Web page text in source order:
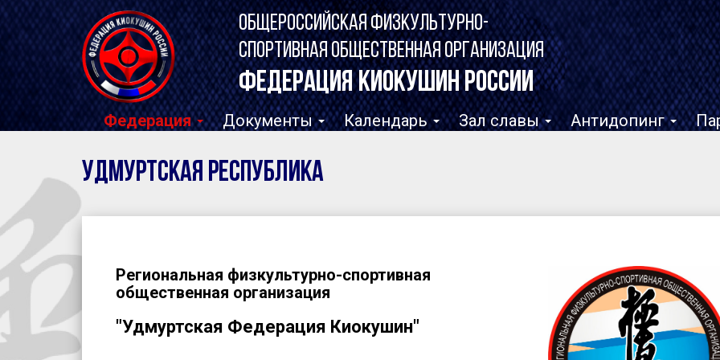
ОБЩЕРОССИЙСКАЯ ФИЗКУЛЬТУРНО-
СПОРТИВНАЯ ОБЩЕСТВЕННАЯ ОРГАНИЗАЦИЯ
ФЕДЕРАЦИЯ КИОКУШИН РОССИИ
Федерация Документы Календарь Зал славы Антидопинг
Удмуртская Республика
Региональная физкультурно-спортивная
общественная организация
"Удмуртская Федерация Киокушин"